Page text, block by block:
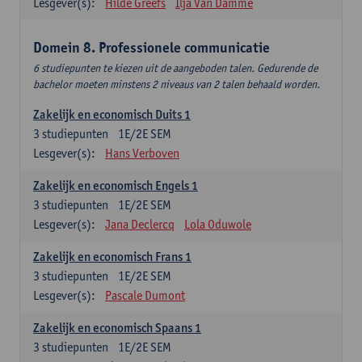
Domein 8. Professionele communicatie
6 studiepunten te kiezen uit de aangeboden talen. Gedurende de
bachelor moeten minstens 2 niveaus van 2 talen behaald worden.
Zakelijk en economisch Duits 1
1E/2E SEM
3 studiepunten
Lesgever(s):
Hans Verboven
Zakelijk en economisch Engels 1
1E/2E SEM
3 studiepunten
Lesgever(s):
Jana Declercq Lola Oduwole
Zakelijk en economisch Frans 1
1E/2E SEM
3 studiepunten
Lesgever(s):
Pascale Dumont
Zakelijk en economisch Spaans 1
1E/2E SEM
3 studiepunten